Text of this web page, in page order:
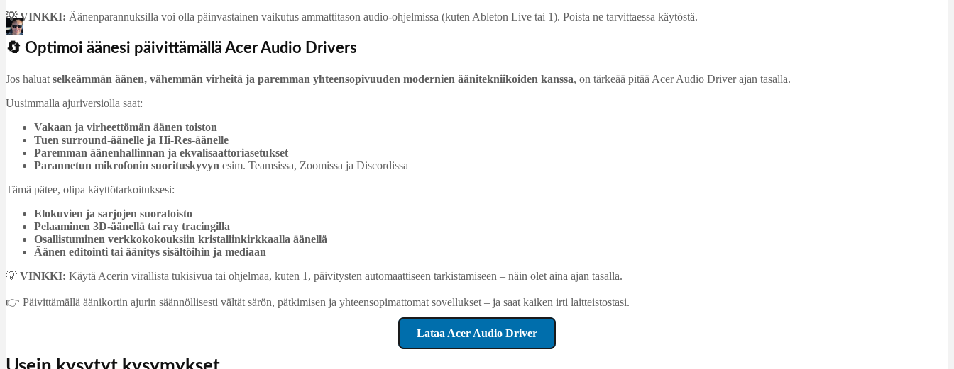
november 4, 2025
💡 VINKKI: Äänenparannuksilla voi olla päinvastainen vaikutus ammattitason audio‑ohjelmissa (kuten Ableton Live tai 1). Poista ne tarvittaessa käytöstä.
🔄 Optimoi äänesi päivittämällä Acer Audio Drivers
Jos haluat selkeämmän äänen, vähemmän virheitä ja paremman yhteensopivuuden modernien äänitekniikoiden kanssa, on tärkeää pitää Acer Audio Driver ajan tasalla.
Uusimmalla ajuriversiolla saat:
Vakaan ja virheettömän äänen toiston
Tuen surround‑äänelle ja Hi‑Res‑äänelle
Paremman äänenhallinnan ja ekvalisaattoriasetukset
Parannetun mikrofonin suorituskyvyn esim. Teamsissa, Zoomissa ja Discordissa
Tämä pätee, olipa käyttötarkoituksesi:
Elokuvien ja sarjojen suoratoisto
Pelaaminen 3D‑äänellä tai ray tracingilla
Osallistuminen verkkokokouksiin kristallinkirkkaalla äänellä
Äänen editointi tai äänitys sisältöihin ja mediaan
💡 VINKKI: Käytä Acerin virallista tukisivua tai ohjelmaa, kuten 1, päivitysten automaattiseen tarkistamiseen – näin olet aina ajan tasalla.
👉 Päivittämällä äänikortin ajurin säännöllisesti vältät särön, pätkimisen ja yhteensopimattomat sovellukset – ja saat kaiken irti laitteistostasi.
Lataa Acer Audio Driver